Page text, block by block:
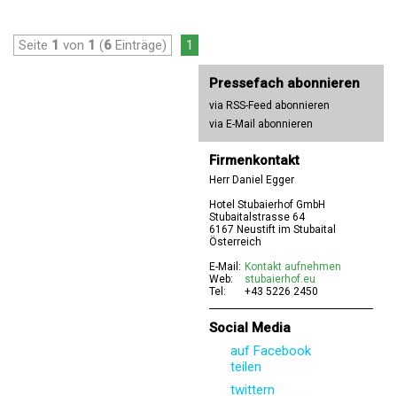
Seite 1 von 1 (6 Einträge) 1
Pressefach abonnieren
via RSS-Feed abonnieren
via E-Mail abonnieren
Firmenkontakt
Herr Daniel Egger
Hotel Stubaierhof GmbH
Stubaitalstrasse 64
6167 Neustift im Stubaital
Österreich
E-Mail: Kontakt aufnehmen
Web:
stubaierhof.eu
Tel:
+43 5226 2450
Social Media
auf Facebook
teilen
twittern